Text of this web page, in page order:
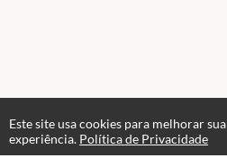
Este site usa cookies para melhorar sua
experiência. Política de Privacidade